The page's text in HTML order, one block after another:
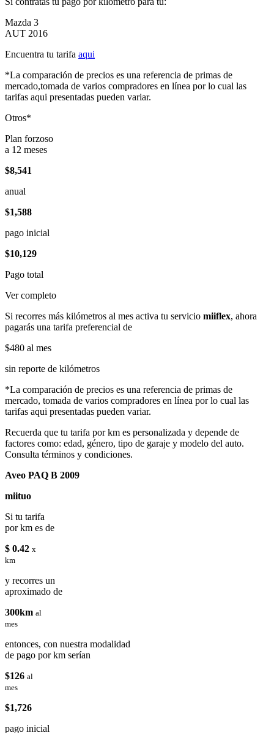
Mazda 3
AUT 2016
Encuentra tu tarifa aqui
*La comparación de precios es una referencia de primas de
mercado,tomada de varios compradores en línea por lo cual las
tarifas aqui presentadas pueden variar.
Otros*
Plan forzoso
a 12 meses
$8,541
anual
$1,588
pago inicial
$10,129
Pago total
Ver completo
Si recorres más kilómetros al mes activa tu servicio miiflex, ahora
pagarás una tarifa preferencial de
$480 al mes
sin reporte de kilómetros
*La comparación de precios es una referencia de primas de
mercado, tomada de varios compradores en línea por lo cual las
tarifas aqui presentadas pueden variar.
Recuerda que tu tarifa por km es personalizada y depende de
factores como: edad, género, tipo de garaje y modelo del auto.
Consulta términos y condiciones.
Aveo PAQ B 2009
miituo
Si tu tarifa
por km es de
$ 0.42 x
km
y recorres un
aproximado de
300km al
mes
entonces, con nuestra modalidad
de pago por km serían
$126 al
mes
$1,726
pago inicial